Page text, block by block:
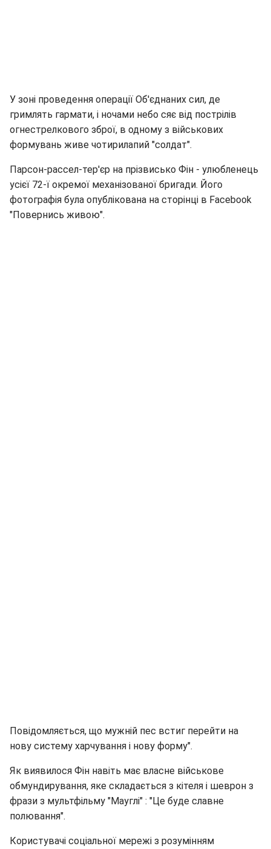
У зоні проведення операції Об'єднаних сил, де
гримлять гармати, і ночами небо сяє від пострілів
огнестрелкового зброї, в одному з військових
формувань живе чотирилапий "солдат".
Парсон-рассел-тер'єр на прізвисько Фін - улюбленець
усієї 72-ї окремої механізованої бригади. Його
фотографія була опублікована на сторінці в Facebook
"Повернись живою".
Повідомляється, що мужній пес встиг перейти на
нову систему харчування і нову форму".
Як виявилося Фін навіть має власне військове
обмундирування, яке складається з кітеля і шеврон з
фрази з мультфільму "Мауглі" : "Це буде славне
полювання".
Користувачі соціальної мережі з розумінням